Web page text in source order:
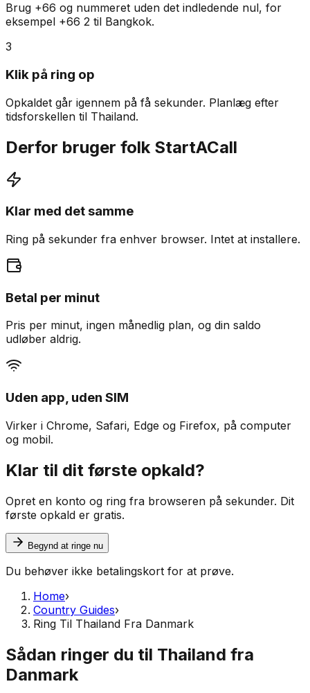
Brug +66 og nummeret uden det indledende nul, for
eksempel +66 2 til Bangkok.
3
Klik på ring op
Opkaldet går igennem på få sekunder. Planlæg efter
tidsforskellen til Thailand.
Derfor bruger folk StartACall
Klar med det samme
Ring på sekunder fra enhver browser. Intet at installere.
Betal per minut
Pris per minut, ingen månedlig plan, og din saldo
udløber aldrig.
Uden app, uden SIM
Virker i Chrome, Safari, Edge og Firefox, på computer
og mobil.
Klar til dit første opkald?
Opret en konto og ring fra browseren på sekunder. Dit
første opkald er gratis.
Begynd at ringe nu
Du behøver ikke betalingskort for at prøve.
Home›
Country Guides›
Ring Til Thailand Fra Danmark
Sådan ringer du til Thailand fra
Danmark